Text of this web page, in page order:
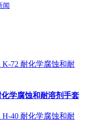
闻
学腐蚀和耐溶剂手套